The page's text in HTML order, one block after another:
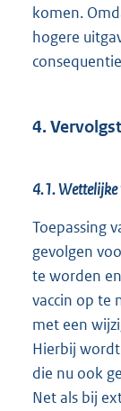
komen.
hogere
4.
4.1. Wettelijke
Toepassing
gevolgen
te worden
vaccin op te
met een
Hierbij
die nu ook
Net als bij